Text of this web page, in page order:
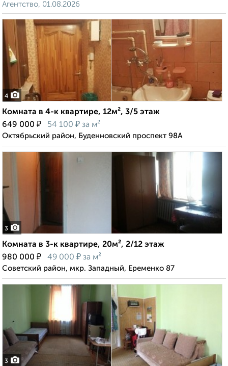
Агентство, 01.08.2026
4
Комната в 4-к квартире, 12м², 3/5 этаж
649 000 ₽ 54 100 ₽ за м²
Октябрьский район, Буденновский проспект 98А
3
Комната в 3-к квартире, 20м², 2/12 этаж
980 000 ₽ 49 000 ₽ за м²
Советский район, мкр. Западный, Еременко 87
3